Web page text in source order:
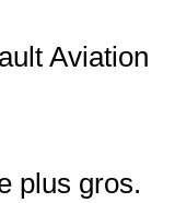
Aviation
plus gros.